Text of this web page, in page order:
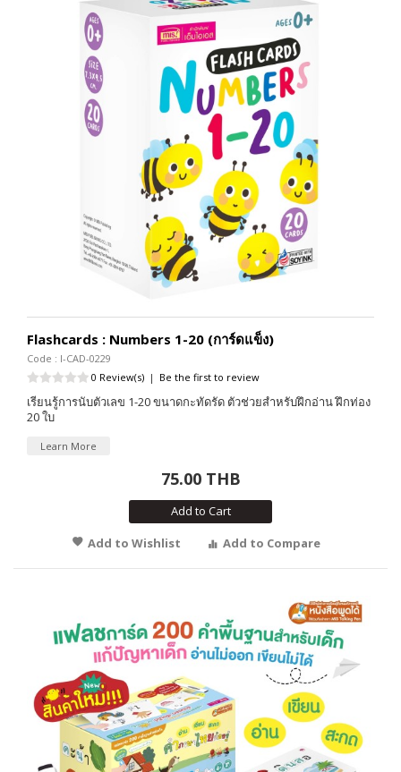
Flashcards : Numbers 1-20 (การ์ดแข็ง)
Code : I-CAD-0229
0 Review(s) | Be the first to review
เรียนรู้การนับตัวเลข 1-20 ขนาดกะทัดรัด ตัวช่วยสำหรับฝึกอ่าน ฝึกท่อง
20 ใบ
Learn More
75.00 THB
Add to Cart
Add to Wishlist
Add to Compare